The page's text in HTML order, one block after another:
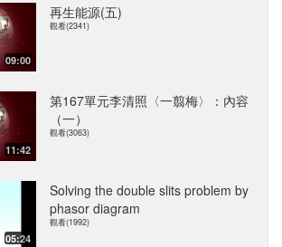
09:00
再生能源(五)
觀看(2341)
11:42
第167單元李清照〈一翦梅〉：內容
（一）
觀看(3063)
05:24
Solving the double slits problem by
phasor diagram
觀看(1992)